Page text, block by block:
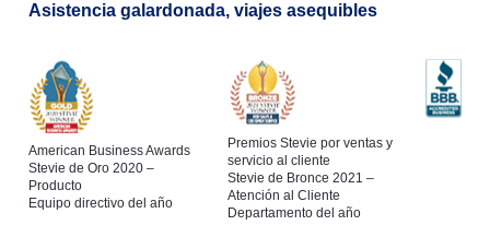
Asistencia galardonada, viajes asequibles
American Business Awards
Stevie de Oro 2020 –
Producto
Equipo directivo del año
Premios Stevie por ventas y
servicio al cliente
Stevie de Bronce 2021 –
Atención al Cliente
Departamento del año